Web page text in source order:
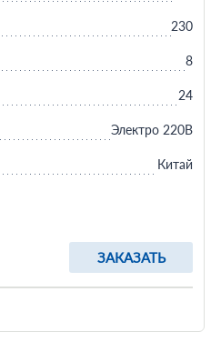
ЗАКАЗАТЬ
230
8
24
Электро 220В
Китай